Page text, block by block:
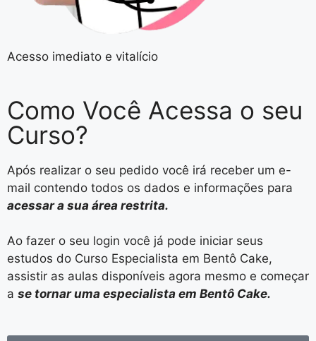
Acesso imediato e vitalício
Como Você Acessa o seu
Curso?
Após realizar o seu pedido você irá receber um e-
mail contendo todos os dados e informações para
acessar a sua área restrita.
Ao fazer o seu login você já pode iniciar seus
estudos do Curso Especialista em Bentô Cake,
assistir as aulas disponíveis agora mesmo e começar
a se tornar uma especialista em Bentô Cake.